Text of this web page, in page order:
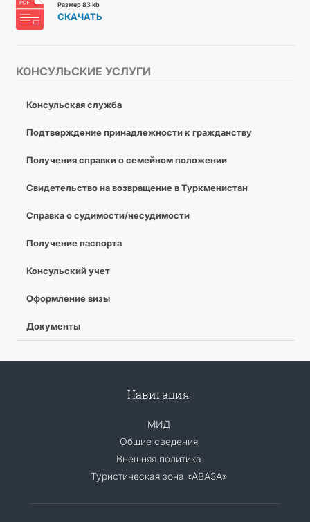
КОНСУЛЬСКИЕ УСЛУГИ
Консульская служба
Подтверждение принадлежности к гражданству
Получения справки о семейном положении
Свидетельство на возвращение в Туркменистан
Справка о судимости/несудимости
Получение паспорта
Консульский учет
Оформление визы
Документы
Размер 83 kb
СКАЧАТЬ
Навигация
МИД
Общие сведения
Внешняя политика
Туристическая зона «АВАЗА»